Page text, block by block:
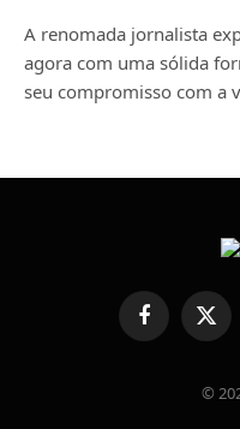
A renomada jornalista
agora com uma sólida
seu compromisso com a
FacebookX
©